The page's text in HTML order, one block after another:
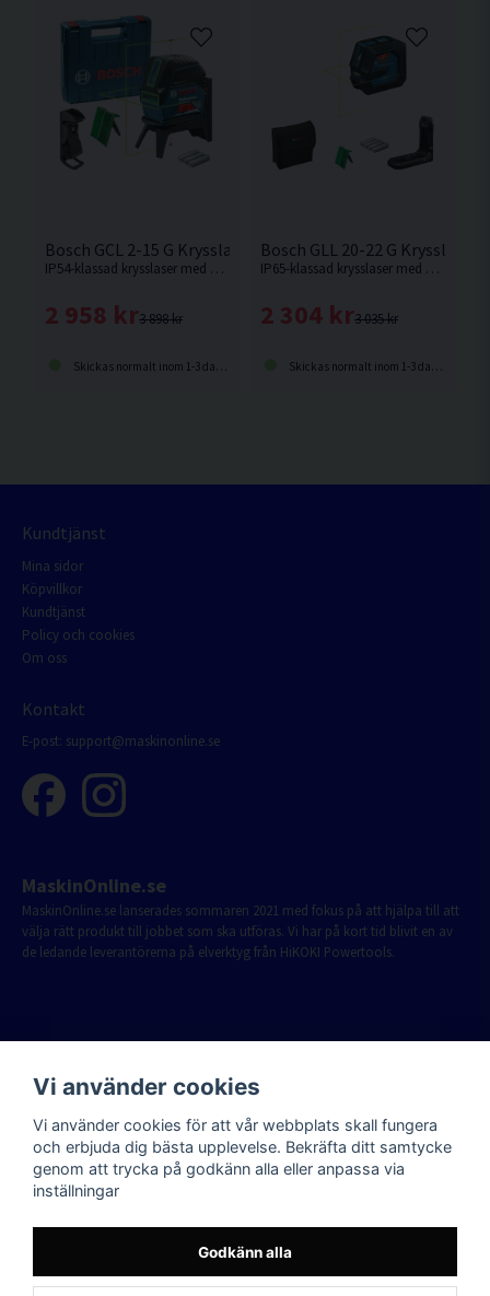
Bosch GCL 2-15 G Krysslaser m. Lodpunkter Grön
IP54-klassad krysslaser med gröna laserlinjer och röda lodpunkter från Bosch.
3 898 kr
2 958 kr
Skickas normalt inom 1-3 dagar
Bosch GLL 20-22 G Krysslaser
IP65-klassad krysslaser med gröna laserlinjer från Bosch.
3 035 kr
2 304 kr
Skickas normalt inom 1-3 dagar
Kundtjänst
Mina sidor
Köpvillkor
Kundtjänst
Policy och cookies
Om oss
Kontakt
E-post: support@maskinonline.se
MaskinOnline.se
MaskinOnline.se lanserades sommaren 2021 med fokus på att hjälpa till att
välja rätt produkt till jobbet som ska utföras. Vi har på kort tid blivit en av
de ledande leverantörerna på elverktyg från HiKOKI Powertools.
Vi använder cookies
Vi använder cookies för att vår webbplats skall fungera
och erbjuda dig bästa upplevelse. Bekräfta ditt samtycke
genom att trycka på godkänn alla eller anpassa via
inställningar
Godkänn alla